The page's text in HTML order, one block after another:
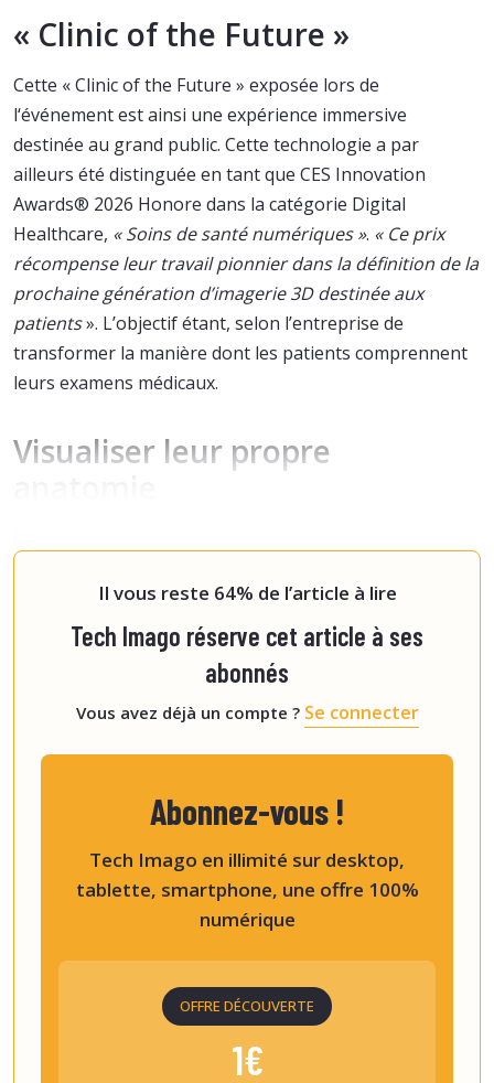
« Clinic of the Future »
Cette « Clinic of the Future » exposée lors de
l‘événement est ainsi une expérience immersive
destinée au grand public. Cette technologie a par
ailleurs été distinguée en tant que CES Innovation
Awards® 2026 Honore dans la catégorie Digital
Healthcare, « Soins de santé numériques ». « Ce prix
récompense leur travail pionnier dans la définition de la
prochaine génération d’imagerie 3D destinée aux
patients». L’objectif étant, selon l’entreprise de
transformer la manière dont les patients comprennent
leurs examens médicaux.
Visualiser leur propre
Il vous reste 64% de l’article à lire
Tech Imago réserve cet article à ses
abonnés
Vous avez déjà un compte ? Se connecter
Abonnez-vous !
Tech Imago en illimité sur desktop,
tablette, smartphone, une offre 100%
numérique
OFFRE DÉCOUVERTE
1€